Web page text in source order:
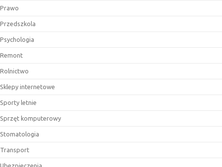
Prawo
Przedszkola
Psychologia
Remont
Rolnictwo
Sklepy internetowe
Sporty letnie
Sprzęt komputerowy
Stomatologia
Transport
Ubezpieczenia